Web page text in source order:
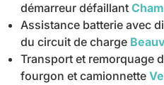
démarreur défaillant
Assistance batterie avec
du circuit de charge
Transport et remorquage
fourgon et camionnette